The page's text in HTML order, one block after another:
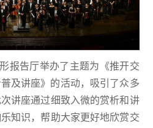
报告厅举办了主题为《推开交
及讲座》的活动，吸引了众多
讲座通过细致入微的赏析和讲
知识，帮助大家更好地欣赏交